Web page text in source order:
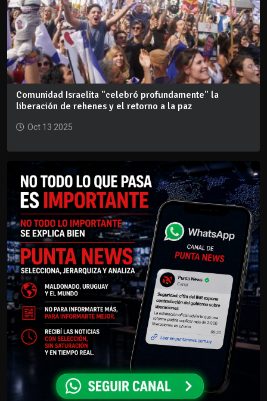
Comunidad Israelita "celebró profundamente" la
liberación de rehenes y el retorno a la paz
Oct 13 2025